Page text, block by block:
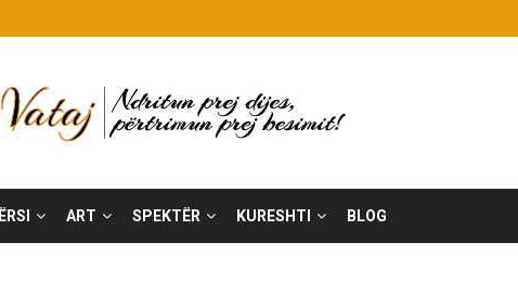
ART SPEKTËR KURESHTI BLOG